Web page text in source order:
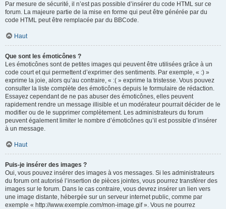
Par mesure de sécurité, il n’est pas possible d’insérer du code HTML sur ce
forum. La majeure partie de la mise en forme qui peut être générée par du
code HTML peut être remplacée par du BBCode.
Haut
Que sont les émoticônes ?
Les émoticônes sont de petites images qui peuvent être utilisées grâce à un
code court et qui permettent d’exprimer des sentiments. Par exemple, « :) »
exprime la joie, alors qu’au contraire, « :( » exprime la tristesse. Vous pouvez
consulter la liste complète des émoticônes depuis le formulaire de rédaction.
Essayez cependant de ne pas abuser des émoticônes, elles peuvent
rapidement rendre un message illisible et un modérateur pourrait décider de le
modifier ou de le supprimer complètement. Les administrateurs du forum
peuvent également limiter le nombre d’émoticônes qu’il est possible d’insérer
à un message.
Haut
Puis-je insérer des images ?
Oui, vous pouvez insérer des images à vos messages. Si les administrateurs
du forum ont autorisé l’insertion de pièces jointes, vous pourrez transférer des
images sur le forum. Dans le cas contraire, vous devrez insérer un lien vers
une image distante, hébergée sur un serveur internet public, comme par
exemple « http://www.exemple.com/mon-image.gif ». Vous ne pourrez